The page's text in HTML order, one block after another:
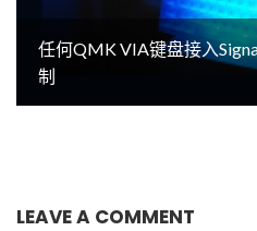
任何QMK VIA键盘接入
制
LEAVE A COMMENT